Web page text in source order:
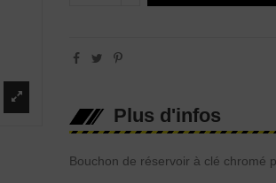
Plus d'infos
Bouchon de réservoir à clé chromé